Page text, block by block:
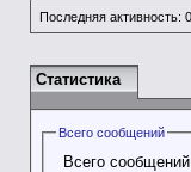
Последняя активность:
Статистика
Всего сообщений
Всего